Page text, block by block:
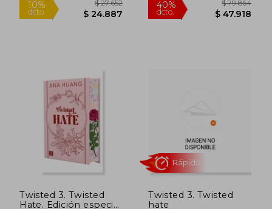
Twisted 3. Twisted
Hate. Edición especial
Twisted 3. Twisted
hate